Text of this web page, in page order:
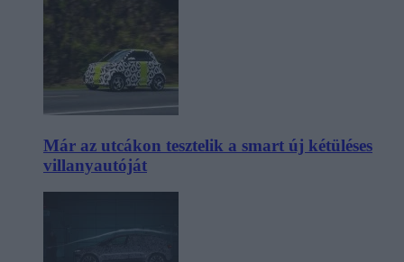
Már az utcákon tesztelik a smart új kétüléses
villanyautóját